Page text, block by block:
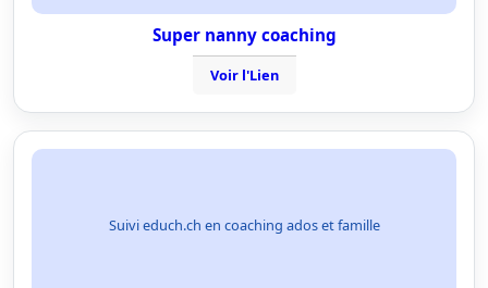
Super nanny coaching
Voir l'Lien
Suivi educh.ch en coaching ados et famille